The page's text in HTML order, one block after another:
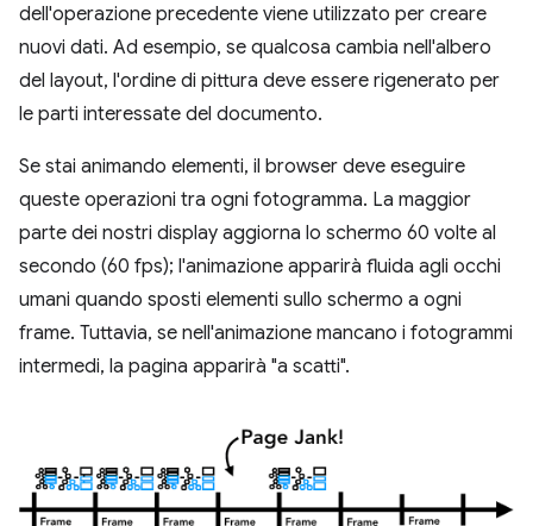
dell'operazione precedente viene utilizzato per creare
nuovi dati. Ad esempio, se qualcosa cambia nell'albero
del layout, l'ordine di pittura deve essere rigenerato per
le parti interessate del documento.
Se stai animando elementi, il browser deve eseguire
queste operazioni tra ogni fotogramma. La maggior
parte dei nostri display aggiorna lo schermo 60 volte al
secondo (60 fps); l'animazione apparirà fluida agli occhi
umani quando sposti elementi sullo schermo a ogni
frame. Tuttavia, se nell'animazione mancano i fotogrammi
intermedi, la pagina apparirà "a scatti".